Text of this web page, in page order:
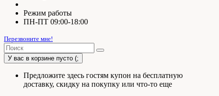
Режим работы
ПН-ПТ 09:00-18:00
Перезвоните мне!
У вас в корзине пусто (;
Предложите здесь гостям купон на бесплатную
доставку, скидку на покупку или что-то еще